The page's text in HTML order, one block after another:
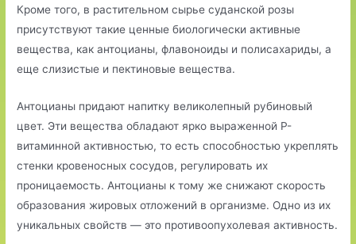
Кроме того, в растительном сырье суданской розы
присутствуют такие ценные биологически активные
вещества, как антоцианы, флавоноиды и полисахариды, а
еще слизистые и пектиновые вещества.
Антоцианы придают напитку великолепный рубиновый
цвет. Эти вещества обладают ярко выраженной Р-
витаминной активностью, то есть способностью укреплять
стенки кровеносных сосудов, регулировать их
проницаемость. Антоцианы к тому же снижают скорость
образования жировых отложений в организме. Одно из их
уникальных свойств — это противоопухолевая активность.